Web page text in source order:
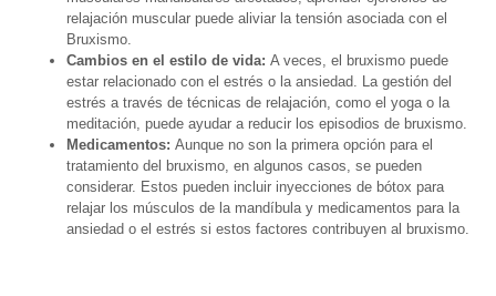
relajación muscular puede aliviar la tensión asociada con el
Bruxismo.
Cambios en el estilo de vida: A veces, el bruxismo puede
estar relacionado con el estrés o la ansiedad. La gestión del
estrés a través de técnicas de relajación, como el yoga o la
meditación, puede ayudar a reducir los episodios de bruxismo.
Medicamentos: Aunque no son la primera opción para el
tratamiento del bruxismo, en algunos casos, se pueden
considerar. Estos pueden incluir inyecciones de bótox para
relajar los músculos de la mandíbula y medicamentos para la
ansiedad o el estrés si estos factores contribuyen al bruxismo.